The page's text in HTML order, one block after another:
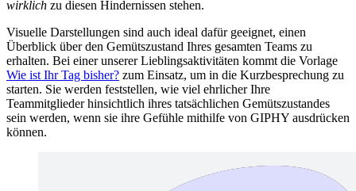
wirklich zu diesen Hindernissen stehen.
Visuelle Darstellungen sind auch ideal dafür geeignet, einen
Überblick über den Gemütszustand Ihres gesamten Teams zu
erhalten. Bei einer unserer Lieblingsaktivitäten kommt die Vorlage
Wie ist Ihr Tag bisher? zum Einsatz, um in die Kurzbesprechung zu
starten. Sie werden feststellen, wie viel ehrlicher Ihre
Teammitglieder hinsichtlich ihres tatsächlichen Gemütszustandes
sein werden, wenn sie ihre Gefühle mithilfe von GIPHY ausdrücken
können.